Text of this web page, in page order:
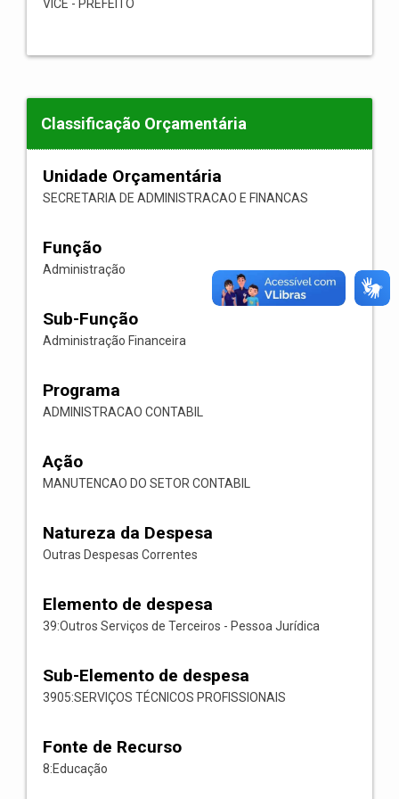
VICE - PREFEITO
Classificação Orçamentária
Unidade Orçamentária
SECRETARIA DE ADMINISTRACAO E FINANCAS
Função
Administração
Sub-Função
Administração Financeira
Programa
ADMINISTRACAO CONTABIL
Ação
MANUTENCAO DO SETOR CONTABIL
Natureza da Despesa
Outras Despesas Correntes
Elemento de despesa
39:Outros Serviços de Terceiros - Pessoa Jurídica
Sub-Elemento de despesa
3905:SERVIÇOS TÉCNICOS PROFISSIONAIS
Fonte de Recurso
8:Educação